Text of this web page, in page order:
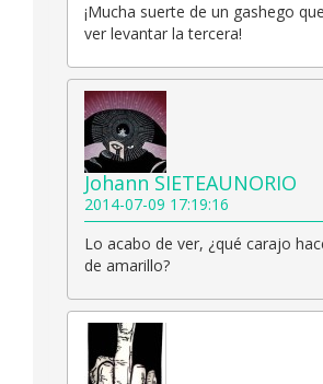
¡Mucha suerte de un gashego
ver levantar la tercera!
Johann SIETEAUNORIO
2014-07-09 17:19:16
Lo acabo de ver, ¿qué carajo
de amarillo?